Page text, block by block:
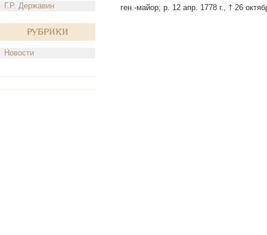
Г.Р. Державин
Рубрики
Новости
ген.-майор; р. 12 апр. 1778 г., † 26